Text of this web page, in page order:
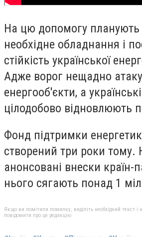
На цю допомогу планують
необхідне обладнання і
стійкість української
Адже ворог нещадно
енергооб'єкти, а
цілодобово відновлюють
Фонд підтримки
створений три роки тому.
анонсовані внески країн-
нього сягають понад 1
Якщо ви помітили помилку, виділіть необхідний текст і
повідомити про це редакцію